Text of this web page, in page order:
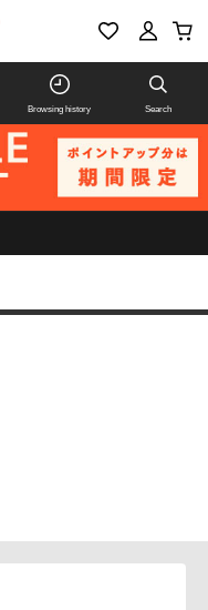
Browsing history Search